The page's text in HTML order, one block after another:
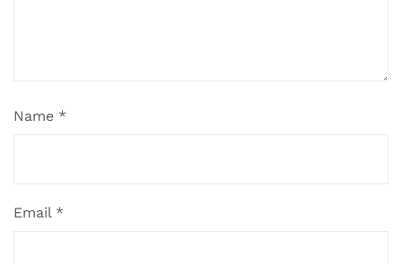
Name *
Email *